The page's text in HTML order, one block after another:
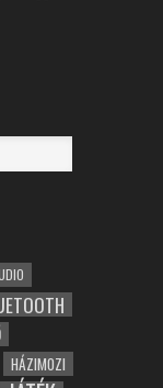
HÁZIMOZI